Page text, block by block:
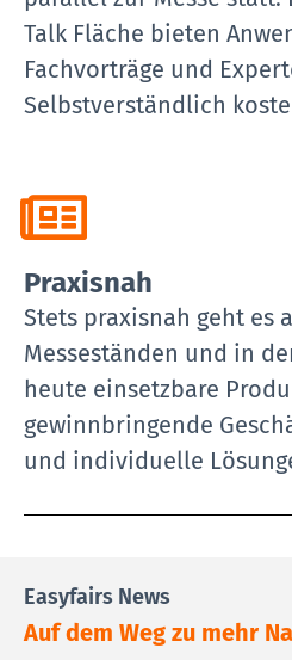
Talk Fläche bieten
Fachvorträge und
Selbstverständlich
Praxisnah
Stets praxisnah geht es
Messeständen und in
heute einsetzbare
gewinnbringende
und individuelle
Easyfairs News
Auf dem Weg zu mehr